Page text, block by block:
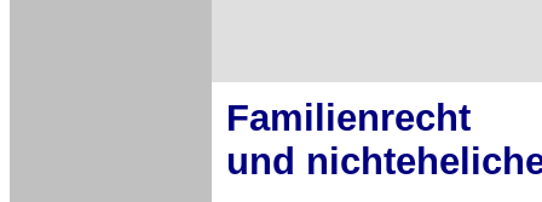
Familienrecht
und